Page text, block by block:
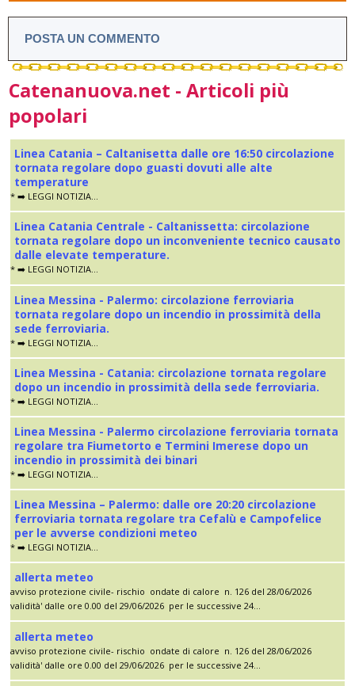
POSTA UN COMMENTO
Catenanuova.net - Articoli più
popolari
Linea Catania – Caltanisetta dalle ore 16:50 circolazione
tornata regolare dopo guasti dovuti alle alte
temperature
* ➡️ LEGGI NOTIZIA...
Linea Catania Centrale - Caltanissetta: circolazione
tornata regolare dopo un inconveniente tecnico causato
dalle elevate temperature.
* ➡️ LEGGI NOTIZIA...
Linea Messina - Palermo: circolazione ferroviaria
tornata regolare dopo un incendio in prossimità della
sede ferroviaria.
* ➡️ LEGGI NOTIZIA...
Linea Messina - Catania: circolazione tornata regolare
dopo un incendio in prossimità della sede ferroviaria.
* ➡️ LEGGI NOTIZIA...
Linea Messina - Palermo circolazione ferroviaria tornata
regolare tra Fiumetorto e Termini Imerese dopo un
incendio in prossimità dei binari
* ➡️ LEGGI NOTIZIA...
Linea Messina – Palermo: dalle ore 20:20 circolazione
ferroviaria tornata regolare tra Cefalù e Campofelice
per le avverse condizioni meteo
* ➡️ LEGGI NOTIZIA...
allerta meteo
avviso protezione civile- rischio ondate di calore n. 126 del 28/06/2026
validità' dalle ore 0.00 del 29/06/2026 per le successive 24...
allerta meteo
avviso protezione civile- rischio ondate di calore n. 126 del 28/06/2026
validità' dalle ore 0.00 del 29/06/2026 per le successive 24...